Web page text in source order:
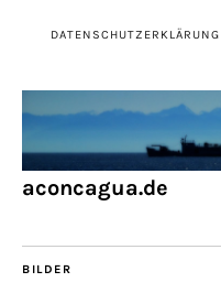
DATENSCHUTZERKLÄRUNG
aconcagua.de
BILDER